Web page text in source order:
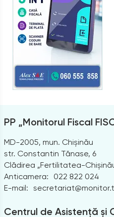
PP „Monitorul Fiscal
MD-2005, mun. Chișinău
str. Constantin Tănase, 6
Clădirea „Fertilitatea-
Anticamera:
022 822 024
E-mail:
Centrul de Asistență și